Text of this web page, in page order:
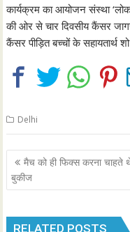
कार्यक्रम का आयोजन संस्था
की ओर से चार दिवसीय कैंसर
कैंसर पीड़ित बच्चों के सहायतार्थ
Delhi
Post
navigation
मैच को ही फिक्स करना चाहते
बुकीज
RELATED POSTS